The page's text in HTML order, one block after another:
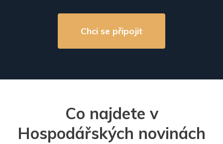
Chci se připojit
Co najdete v
Hospodářských novinách